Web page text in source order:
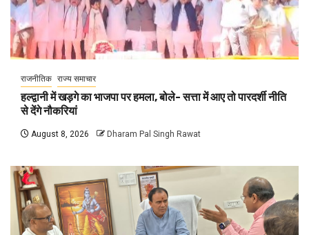
राजनीतिक राज्य समाचार
हल्द्वानी में खड़गे का भाजपा पर हमला, बोले- सत्ता में आए तो पारदर्शी नीति
से देंगे नौकरियां
August 8, 2026 Dharam Pal Singh Rawat